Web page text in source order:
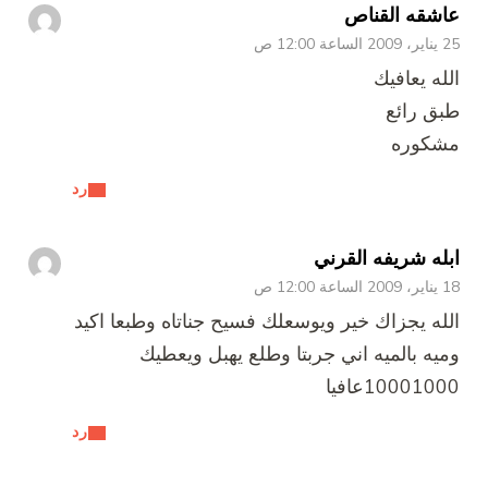
عاشقه القناص
25 يناير، 2009 الساعة 12:00 ص
رد
الله يعافيك
طبق رائع
مشكوره
ابله شريفه القرني
18 يناير، 2009 الساعة 12:00 ص
رد
الله يجزاك خير ويوسعلك فسيح جناتاه وطبعا اكيد
وميه بالميه اني جربتا وطلع يهبل ويعطيك
10001000عافيا